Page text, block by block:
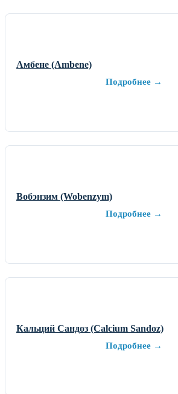
Амбене (Ambene)
Подробнее →
Вобэнзим (Wobenzym)
Подробнее →
Кальций Сандоз (Calcium Sandoz)
Подробнее →